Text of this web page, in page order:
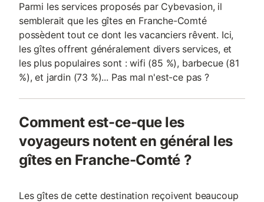
Parmi les services proposés par Cybevasion, il
semblerait que les gîtes en Franche-Comté
possèdent tout ce dont les vacanciers rêvent. Ici,
les gîtes offrent généralement divers services, et
les plus populaires sont : wifi (85 %), barbecue (81
%), et jardin (73 %)... Pas mal n'est-ce pas ?
Comment est-ce-que les
voyageurs notent en général les
gîtes en Franche-Comté ?
Les gîtes de cette destination reçoivent beaucoup